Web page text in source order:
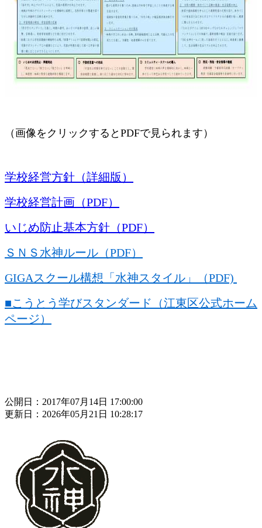
（画像をクリックするとPDFで見られます）
学校経営方針（詳細版）
学校経営計画（PDF）
いじめ防止基本方針（PDF）
ＳＮＳ水神ルール（PDF）
GIGAスクール構想「水神スタイル」（PDF)
■こうとう学びスタンダード（江東区公式ホーム
ページ）
公開日：2017年07月14日 17:00:00
更新日：2026年05月21日 10:28:17